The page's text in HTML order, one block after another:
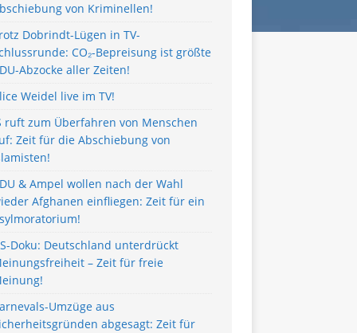
von Kriminellen!
Dobrindt-Lügen in TV-
CO₂-Bepreisung ist größte
Abzocke aller Zeiten!
Weidel live im TV!
ruft zum Überfahren von Menschen
Zeit für die Abschiebung von
& Ampel wollen nach der Wahl
Afghanen einfliegen: Zeit für ein
Doku: Deutschland unterdrückt
– Zeit für freie
Umzüge aus
abgesagt: Zeit für